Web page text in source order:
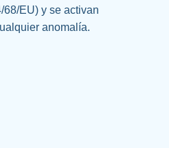
EU) y se activan
anomalía.